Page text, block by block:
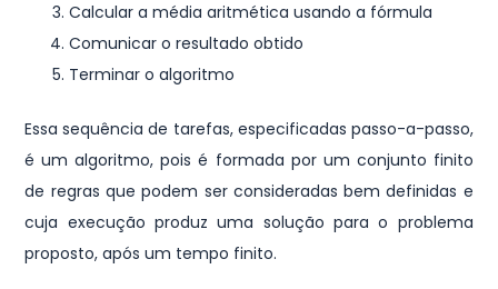
Calcular a média aritmética usando a fórmula
Comunicar o resultado obtido
Terminar o algoritmo
Essa sequência de tarefas, especificadas passo-a-passo,
é um algoritmo, pois é formada por um conjunto finito
de regras que podem ser consideradas bem definidas e
cuja execução produz uma solução para o problema
proposto, após um tempo finito.